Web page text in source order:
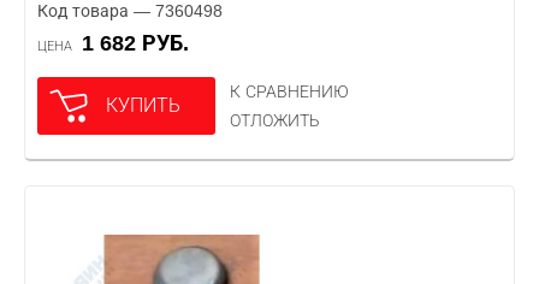
Код товара — 7360498
ЦЕНА 1 682 РУБ.
КУПИТЬ
К СРАВНЕНИЮ
ОТЛОЖИТЬ